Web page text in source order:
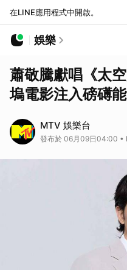
在LINE應用程式中開啟。
娛樂
蕭敬騰獻唱《太
塢電影注入磅礡
MTV 娛樂台
發布於 06月09日04:00 •